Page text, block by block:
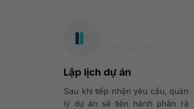
Lập lịch dự án
Sau khi tiếp nhận yêu cầu, quản
lý dự án sẽ tiến hành phân rã